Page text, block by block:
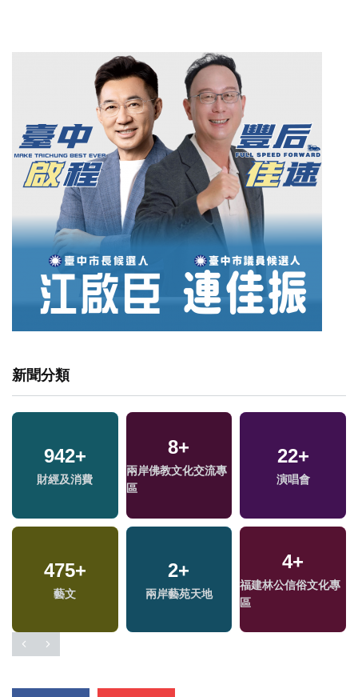
新聞分類
942+
財經及消費
8+
兩岸佛教文化交流專
區
22+
演唱會
475+
藝文
2+
兩岸藝苑天地
4+
福建林公信俗文化專
區